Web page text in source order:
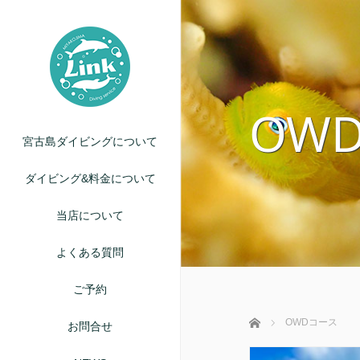
宮古島ダイビングについて
ダイビング&料金について
当店について
よくある質問
ご予約
お問合せ ホーム OWDコース